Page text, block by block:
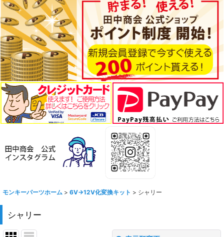
モンキーパーツホーム > 6V→12V化変換キット > シャリー
シャリー